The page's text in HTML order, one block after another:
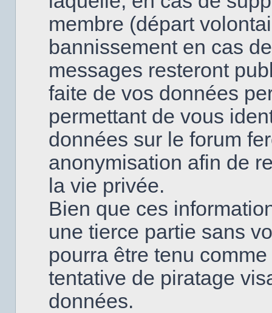
membre (départ
bannissement en cas
messages resteront
faite de vos données
permettant de vous
données sur le forum
anonymisation afin de
la vie privée.
Bien que ces
une tierce partie sans
pourra être tenu
tentative de piratage
données.